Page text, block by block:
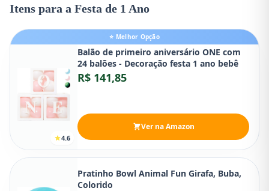
Itens para a Festa de 1 Ano
⭐ Melhor Opção
4.6
Balão de primeiro aniversário ONE com
24 balões - Decoração festa 1 ano bebê
R$ 141,85
Ver na Amazon
Pratinho Bowl Animal Fun Girafa, Buba,
Colorido